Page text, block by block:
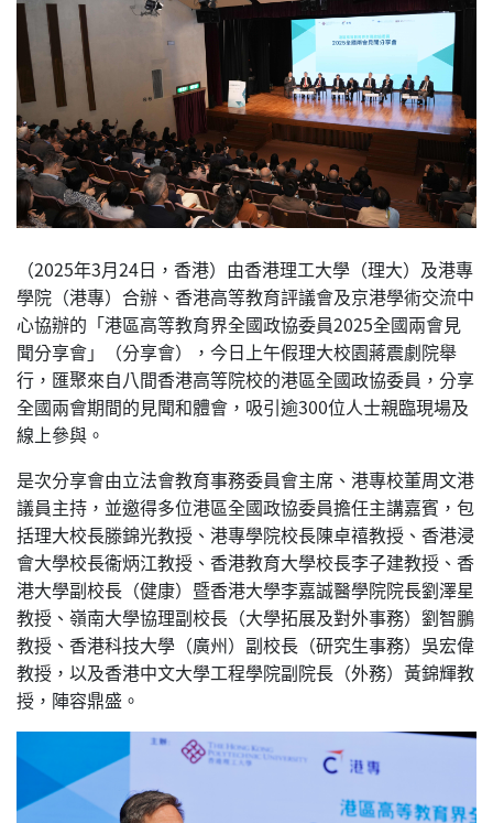
（2025年3月24日，香港）由香港理工大學（理大）及港專
學院（港專）合辦、香港高等教育評議會及京港學術交流中
心協辦的「港區高等教育界全國政協委員2025全國兩會見
聞分享會」（分享會），今日上午假理大校園蔣震劇院舉
行，匯聚來自八間香港高等院校的港區全國政協委員，分享
全國兩會期間的見聞和體會，吸引逾300位人士親臨現場及
線上參與。
是次分享會由立法會教育事務委員會主席、港專校董周文港
議員主持，並邀得多位港區全國政協委員擔任主講嘉賓，包
括理大校長滕錦光教授、港專學院校長陳卓禧教授、香港浸
會大學校長衞炳江教授、香港教育大學校長李子建教授、香
港大學副校長（健康）暨香港大學李嘉誠醫學院院長劉澤星
教授、嶺南大學協理副校長（大學拓展及對外事務）劉智鵬
教授、香港科技大學（廣州）副校長（研究生事務）吳宏偉
教授，以及香港中文大學工程學院副院長（外務）黃錦輝教
授，陣容鼎盛。